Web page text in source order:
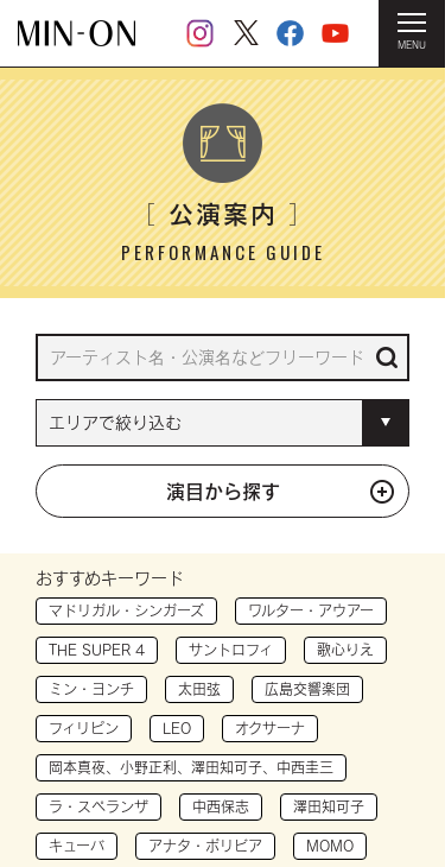
MENU
HOME ＞ 公演案内
［公演案内］
PERFORMANCE GUIDE
演目から探す
おすすめキーワード
マドリガル・シンガーズ ワルター・アウアー
THE SUPER 4 サントロフィ 歌心りえ
ミン・ヨンチ 太田弦 広島交響楽団
フィリピン LEO オクサーナ
岡本真夜、小野正利、澤田知可子、中西圭三
ラ・スペランザ 中西保志 澤田知可子
キューバ アナタ・ボリビア MOMO